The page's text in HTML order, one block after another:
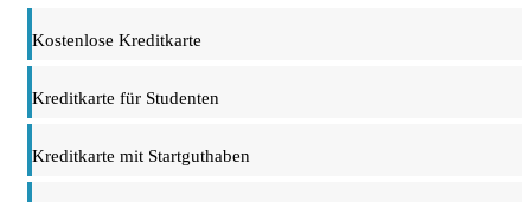
Kostenlose Kreditkarte
Kreditkarte für Studenten
Kreditkarte mit Startguthaben